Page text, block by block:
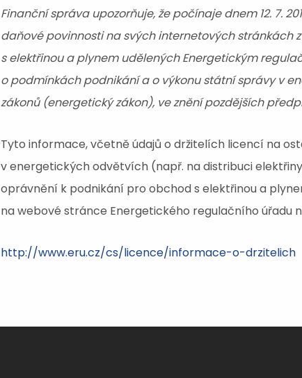
Finanční správa upozorňuje, že počínaje dnem 12. 7.
daňové povinnosti na svých internetových stránkách
s elektřinou a plynem udělených Energetickým
o podmínkách podnikání a o výkonu státní správy v
zákonů (energetický zákon), ve znění pozdějších
Tyto informace, včetně údajů o držitelích licencí na
v energetických odvětvích (např. na distribuci
oprávnění k podnikání pro obchod s elektřinou a
na webové stránce Energetického regulačního úřadu
http://www.eru.cz/cs/licence/informace-o-drzitelich